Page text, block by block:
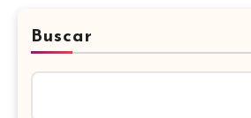
Buscar